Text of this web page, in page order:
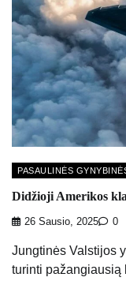
PASAULINĖS
Didžioji Amerikos
26 Sausio, 2025 0
Jungtinės Valstijos
turinti pažangiausią